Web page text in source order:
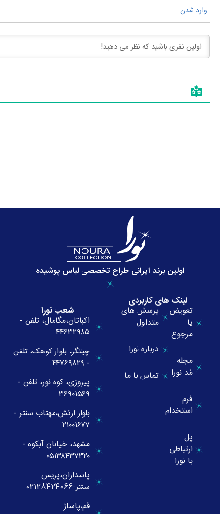
وارد شدن
اولین برند ایرانی طراح تخصصی لباس پوشیده
لینک های کاربردی
تعویض
یا
مرجوع
مجله
مُد نورا
فرم
استخدام
پل
ارتباطی
با نورا
پرسش های
متداول
درباره نورا
تماس با ما
شعب نورا
اکباتان،مگامال، تلفن -
۴۴۶۳۲۹۸۵
چیتگر، بلوار کوهک، تلفن
- ۴۴۷۶۹۸۲۹
پیروزی، کوه نور، تلفن -
۳۶۹۰۱۵۶۹
بلوار ارتش،مهتاب سنتر -
۲۱۰۰۱۶۷۷
مشهد، خیابان آبکوه -
۰۵۱۳۸۴۳۷۳۲۰
پاسداران،پریس
سنتر-02128424066
قم،پاساژ